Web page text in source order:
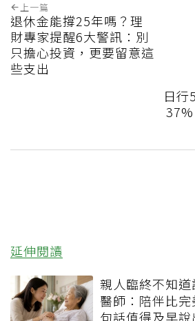
上一篇
退休金能撐25年嗎？理
財專家提醒6大警訊：別
只擔心投資，更要留意這
些支出
日行
延伸閱讀
親人臨終不知
醫師：陪伴比
句話值得及早說